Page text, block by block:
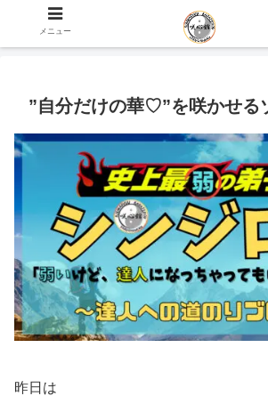
ホーム 史上最弱の弟子のブログ
”自分だけの華♡”を咲かせ
昨日は
メニュー